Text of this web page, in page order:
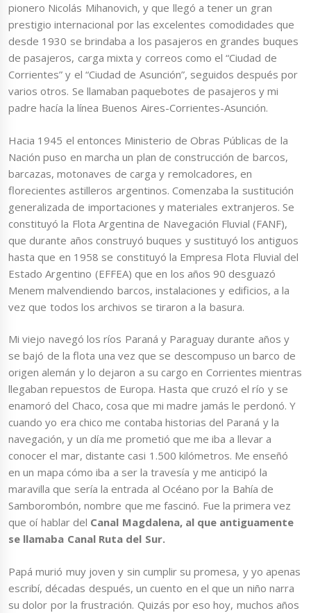
pionero Nicolás Mihanovich, y que llegó a tener un gran
prestigio internacional por las excelentes comodidades que
desde 1930 se brindaba a los pasajeros en grandes buques
de pasajeros, carga mixta y correos como el “Ciudad de
Corrientes” y el “Ciudad de Asunción”, seguidos después por
varios otros. Se llamaban paquebotes de pasajeros y mi
padre hacía la línea Buenos Aires-Corrientes-Asunción.
Hacia 1945 el entonces Ministerio de Obras Públicas de la
Nación puso en marcha un plan de construcción de barcos,
barcazas, motonaves de carga y remolcadores, en
florecientes astilleros argentinos. Comenzaba la sustitución
generalizada de importaciones y materiales extranjeros. Se
constituyó la Flota Argentina de Navegación Fluvial (FANF),
que durante años construyó buques y sustituyó los antiguos
hasta que en 1958 se constituyó la Empresa Flota Fluvial del
Estado Argentino (EFFEA) que en los años 90 desguazó
Menem malvendiendo barcos, instalaciones y edificios, a la
vez que todos los archivos se tiraron a la basura.
Mi viejo navegó los ríos Paraná y Paraguay durante años y
se bajó de la flota una vez que se descompuso un barco de
origen alemán y lo dejaron a su cargo en Corrientes mientras
llegaban repuestos de Europa. Hasta que cruzó el río y se
enamoró del Chaco, cosa que mi madre jamás le perdonó. Y
cuando yo era chico me contaba historias del Paraná y la
navegación, y un día me prometió que me iba a llevar a
conocer el mar, distante casi 1.500 kilómetros. Me enseñó
en un mapa cómo iba a ser la travesía y me anticipó la
maravilla que sería la entrada al Océano por la Bahía de
Samborombón, nombre que me fascinó. Fue la primera vez
que oí hablar del Canal Magdalena, al que antiguamente
se llamaba Canal Ruta del Sur.
Papá murió muy joven y sin cumplir su promesa, y yo apenas
escribí, décadas después, un cuento en el que un niño narra
su dolor por la frustración. Quizás por eso hoy, muchos años